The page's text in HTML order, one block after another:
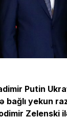
Putin
bağlı yekun
Zelenski